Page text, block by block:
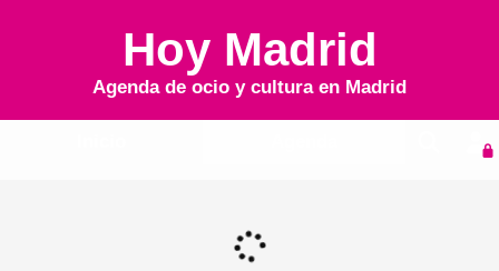
Hoy Madrid
Agenda de ocio y cultura en Madrid